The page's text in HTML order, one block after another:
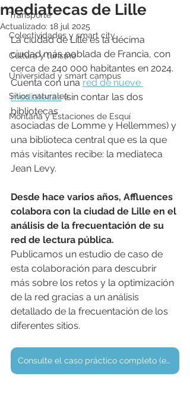
Transporte
Colectividades y smart city
Cultura y turismo
Universidad y smart campus
Sitios naturales
Montaña y Estaciones de Esquí
mediatecas de Lille
Actualizado: 18 jul 2025
La ciudad de Lille es la décima
ciudad más poblada de Francia, con
cerca de 240 000 habitantes en 2024.
Cuenta con una red de nueve
mediatecas (sin contar las dos
bibliotecas
asociadas de Lomme y Hellemmes) y
una biblioteca central que es la que
más visitantes recibe: la mediateca
Jean Levy.
Desde hace varios años, Affluences
colabora con la ciudad de Lille en el
análisis de la frecuentación de su
red de lectura pública.
Publicamos un estudio de caso de
esta colaboración para descubrir
más sobre los retos y la optimización
de la red gracias a un análisis
detallado de la frecuentación de los
diferentes sitios.
Consulte el caso práctico completo (en francés)